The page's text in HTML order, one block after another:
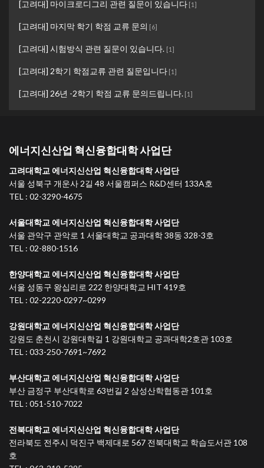
[고려대] 마이크로디그리 관련 질문이 있습니다 [1]
[고려대] 마지막 학기 학점 교류 문의 [6]
[고려대] 시험방식 관련 질문이 있습니다. [1]
[고려대] 2학기 학점교류 관련 질문입니다 [1]
[고려대] 26년 -2학기 학점 교류 문의드립니다. [1]
에너지신산업 혁신융합대학 사업단
고려대학교 에너지신산업 혁신융합대학 사업단
서울 성북구 개운사 2길 48 서울캠퍼스 R&D센터 133A호
TEL : 02-3290-4675
서울대학교 에너지신산업 혁신융합대학 사업단
서울 관악구 관악로 1 서울대학교 공과대학 38동 328-3호
TEL : 02-880-1516
한양대학교 에너지신산업 혁신융합대학 사업단
서울 성동구 왕십리로 222 한양대학교 HIT 419호
TEL : 02-2220-0297~0299
강원대학교 에너지신산업 혁신융합대학 사업단
강원도 춘천시 강원대학길 1 강원대학교 공과대학2호관 103호
TEL : 033-250-7691~7692
부산대학교 에너지신산업 혁신융합대학 사업단
부산 금정구 부산대학로 63번길 2 삼성산학협동관 101호
TEL : 051-510-7022
전북대학교 에너지신산업 혁신융합대학 사업단
전라북도 전주시 덕진구 백제대로 567 전북대학교 학습도서관 108
호